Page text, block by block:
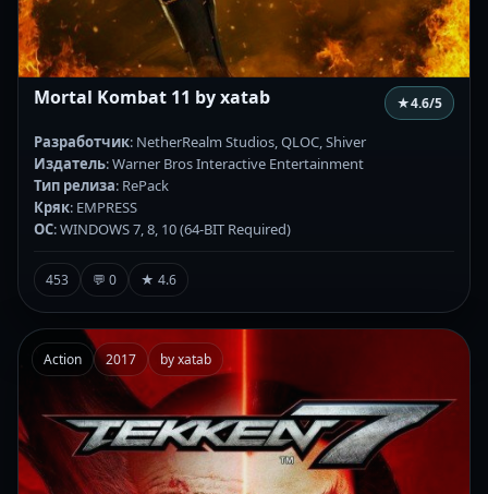
Mortal Kombat 11 by xatab ★4.6/5
Разработчик: NetherRealm Studios, QLOC, Shiver
Издатель: Warner Bros Interactive Entertainment
Тип релиза: RePack
Кряк: EMPRESS
ОС: WINDOWS 7, 8, 10 (64-BIT Required)
453 💬 0 ★ 4.6
Action 2017 by xatab